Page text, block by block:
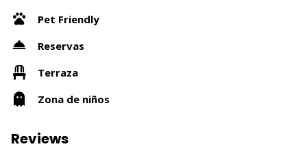
Pet Friendly
Reservas
Terraza
Zona de niños
Reviews